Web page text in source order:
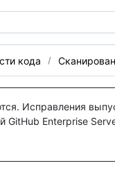
кода
Исправления
GitHub Enterprise